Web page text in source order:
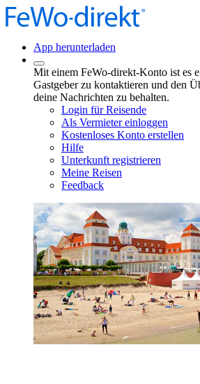
App herunterladen
Mit einem FeWo-direkt-Konto ist es
Gastgeber zu kontaktieren und den
deine Nachrichten zu behalten.
Login für Reisende
Als Vermieter einloggen
Kostenloses Konto erstellen
Hilfe
Unterkunft registrieren
Meine Reisen
Feedback